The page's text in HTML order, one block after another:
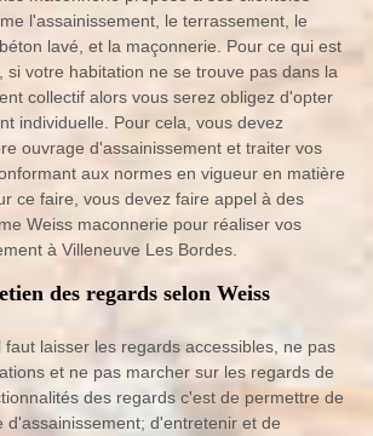
l'assainissement, le terrassement, le
lavé, et la maçonnerie. Pour ce qui est
si votre habitation ne se trouve pas dans la
collectif alors vous serez obligez d'opter
individuelle. Pour cela, vous devez
ouvrage d'assainissement et traiter vos
aux normes en vigueur en matière
ce faire, vous devez faire appel à des
Weiss maconnerie pour réaliser vos
à Villeneuve Les Bordes.
des regards selon Weiss
faut laisser les regards accessibles, ne pas
et ne pas marcher sur les regards de
des regards c'est de permettre de
d'assainissement; d'entretenir et de